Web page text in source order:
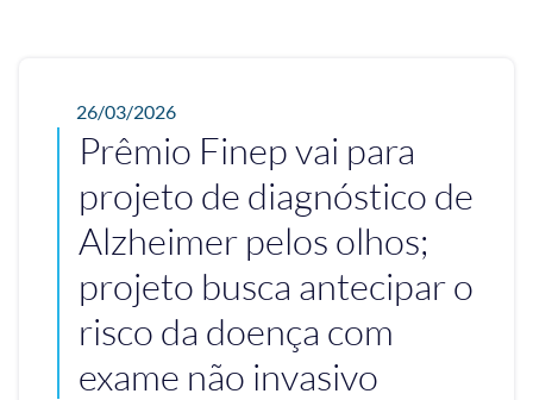
26/03/2026
Prêmio Finep vai para
projeto de diagnóstico de
Alzheimer pelos olhos;
projeto busca antecipar o
risco da doença com
exame não invasivo